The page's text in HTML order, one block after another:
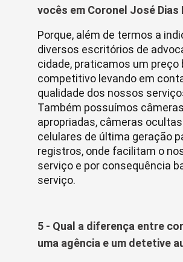
vocês em Coronel José Dias
Porque, além de termos a
diversos escritórios de
cidade, praticamos um preço
competitivo levando em
qualidade dos nossos
Também possuímos câmeras
apropriadas, câmeras
celulares de última geração
registros, onde facilitam o
serviço e por consequência
serviço.
5 - Qual a diferença entre
uma agência e um detetive